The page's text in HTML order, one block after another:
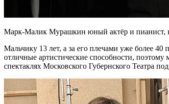
Марк-Малик Мурашкин юный актёр и пианист,
Мальчику 13 лет, а за его плечами уже более
отличные артистические способности,
спектаклях Московского Губернского Театра